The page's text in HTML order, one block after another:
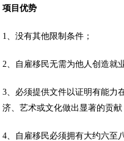
项目优势
1、没有其他限制条件；
2、自雇移民无需为他人创造就
3、必须提供文件以证明有能力
济、艺术或文化做出显著的贡献
4、自雇移民必须拥有大约六至